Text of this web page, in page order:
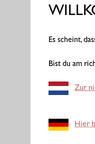
Es scheint,
Bist du am
Zur
Hier